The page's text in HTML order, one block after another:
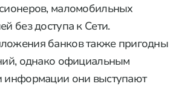
маломобильных
без доступа к Сети.
банков также пригодны
однако официальным
информации они выступают